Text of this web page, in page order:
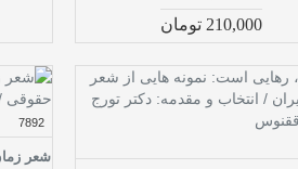
210,000 تومان
7892